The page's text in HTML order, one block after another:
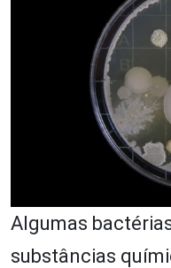
Algumas
substâncias